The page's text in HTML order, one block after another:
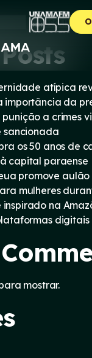
Pesquisar
atípica
importância da
a crimes
sancionada
os 50 anos de
capital paraense
promove
mulheres
na
digitais
mostrar.